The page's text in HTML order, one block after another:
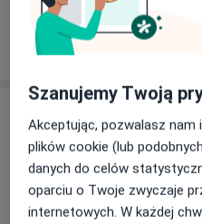
Pokaż profil
Szanujemy Twoją
Akceptując, pozwalasz
plików cookie (lub
danych do celów
oparciu o Twoje zwyczaje
internetowych. W każdej